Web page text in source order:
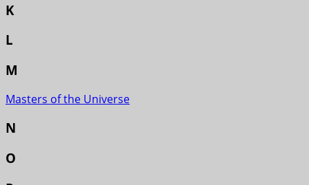
K
L
M
Masters of the Universe
N
O